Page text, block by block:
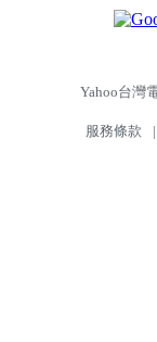
Yahoo台灣
服務條款 |